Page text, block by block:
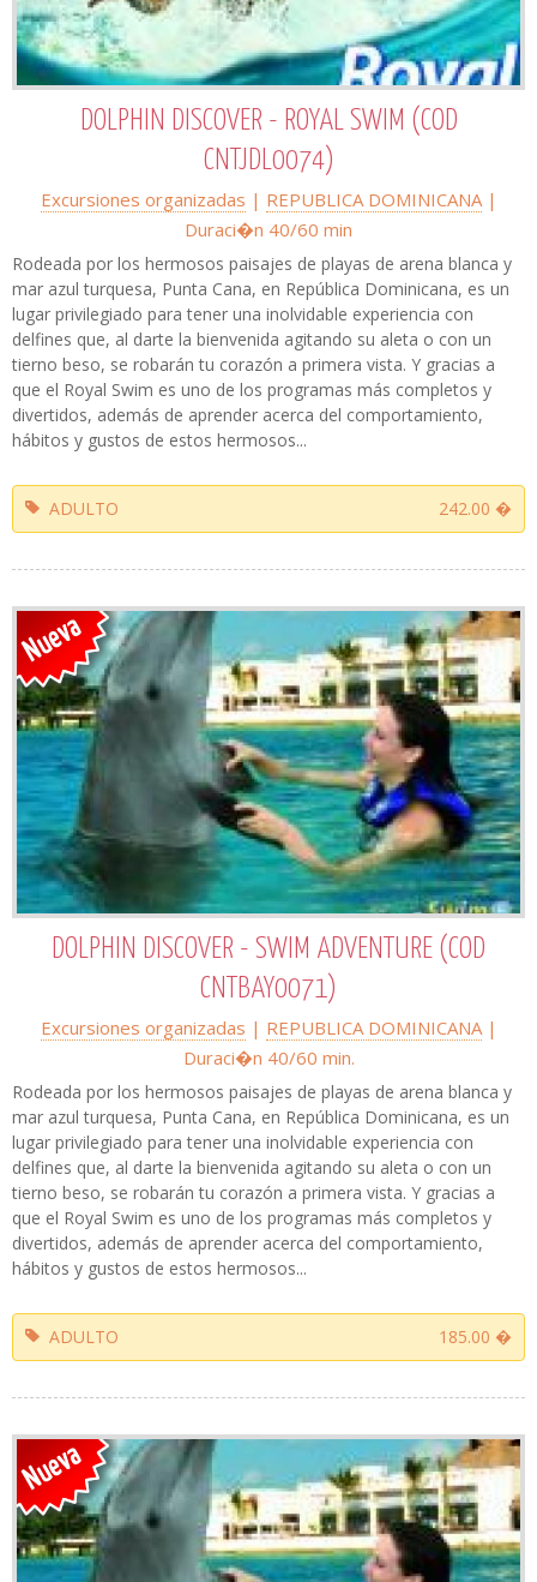
DOLPHIN DISCOVER - ROYAL SWIM (COD
CNTJDL0074)
Excursiones organizadas | REPUBLICA DOMINICANA|
Duraci�n 40/60 min
Rodeada por los hermosos paisajes de playas de arena blanca y
mar azul turquesa, Punta Cana, en República Dominicana, es un
lugar privilegiado para tener una inolvidable experiencia con
delfines que, al darte la bienvenida agitando su aleta o con un
tierno beso, se robarán tu corazón a primera vista. Y gracias a
que el Royal Swim es uno de los programas más completos y
divertidos, además de aprender acerca del comportamiento,
hábitos y gustos de estos hermosos...
ADULTO 242.00 �
DOLPHIN DISCOVER - SWIM ADVENTURE (COD
CNTBAY0071)
Excursiones organizadas | REPUBLICA DOMINICANA|
Duraci�n 40/60 min.
Rodeada por los hermosos paisajes de playas de arena blanca y
mar azul turquesa, Punta Cana, en República Dominicana, es un
lugar privilegiado para tener una inolvidable experiencia con
delfines que, al darte la bienvenida agitando su aleta o con un
tierno beso, se robarán tu corazón a primera vista. Y gracias a
que el Royal Swim es uno de los programas más completos y
divertidos, además de aprender acerca del comportamiento,
hábitos y gustos de estos hermosos...
ADULTO 185.00 �